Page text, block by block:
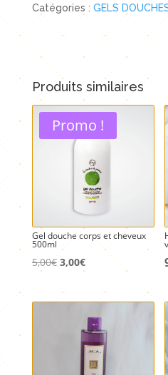
au
lait
d’ânesse
bio
beurre
de
karité
Catégories : GELS
Produits similaires
Promo !
Gel douche corps et cheveux
500ml
5,00€ Le
initial
5,00€.
3,00€Le
prix
actuel
est :
3,00€.